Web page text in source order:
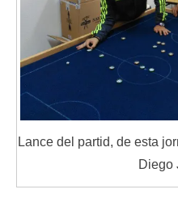
Lance del partid, de esta
Diego